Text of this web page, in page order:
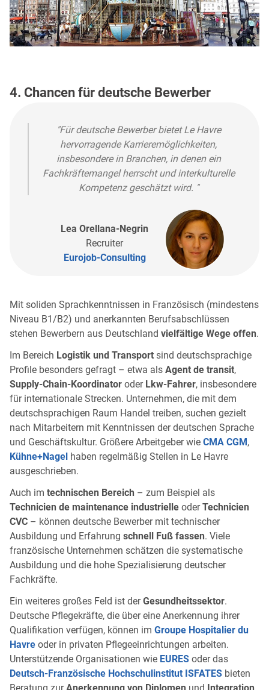
4. Chancen für deutsche Bewerber
"Für deutsche Bewerber bietet Le Havre
hervorragende Karrieremöglichkeiten,
insbesondere in Branchen, in denen ein
Fachkräftemangel herrscht und interkulturelle
Kompetenz geschätzt wird. "
Lea Orellana-Negrin
Recruiter
Eurojob-Consulting
Mit soliden Sprachkenntnissen in Französisch (mindestens
Niveau B1/B2) und anerkannten Berufsabschlüssen
stehen Bewerbern aus Deutschland vielfältige Wege offen.
Im Bereich Logistik und Transport sind deutschsprachige
Profile besonders gefragt – etwa als Agent de transit,
Supply-Chain-Koordinator oder Lkw-Fahrer, insbesondere
für internationale Strecken. Unternehmen, die mit dem
deutschsprachigen Raum Handel treiben, suchen gezielt
nach Mitarbeitern mit Kenntnissen der deutschen Sprache
und Geschäftskultur. Größere Arbeitgeber wie CMA CGM,
Kühne+Nagel haben regelmäßig Stellen in Le Havre
ausgeschrieben.
Auch im technischen Bereich – zum Beispiel als
Technicien de maintenance industrielle oderTechnicien
CVC – können deutsche Bewerber mit technischer
Ausbildung und Erfahrung schnell Fuß fassen. Viele
französische Unternehmen schätzen die systematische
Ausbildung und die hohe Spezialisierung deutscher
Fachkräfte.
Ein weiteres großes Feld ist derGesundheitssektor.
Deutsche Pflegekräfte, die über eine Anerkennung ihrer
Qualifikation verfügen, können im Groupe Hospitalier du
Havre oder in privaten Pflegeeinrichtungen arbeiten.
Unterstützende Organisationen wie EURES oder das
Deutsch-Französische Hochschulinstitut ISFATES bieten